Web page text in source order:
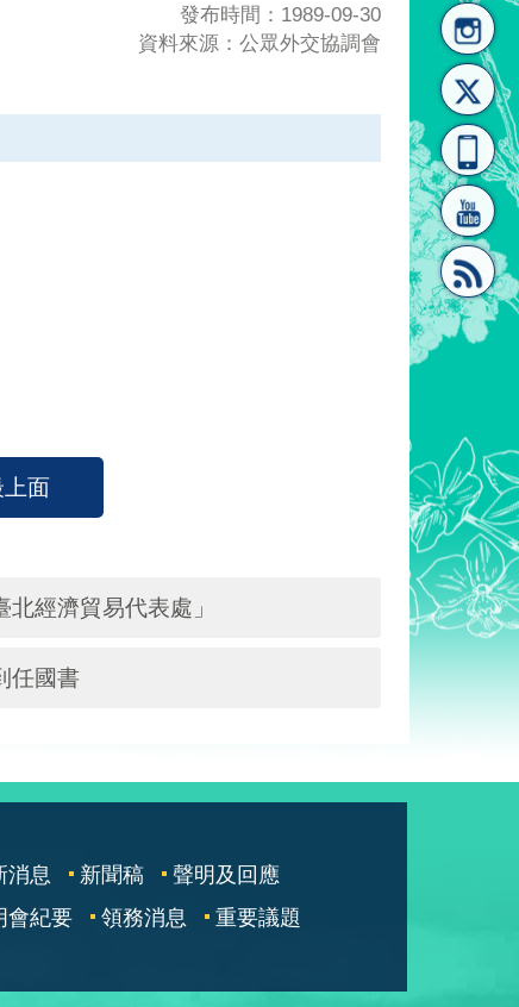
發布時間：1989-09-30
資料來源：公眾外交協調會
上面
經濟貿易代表處」
任國書
消息 新聞稿
聲明及回應
會紀要 領務消息
重要議題